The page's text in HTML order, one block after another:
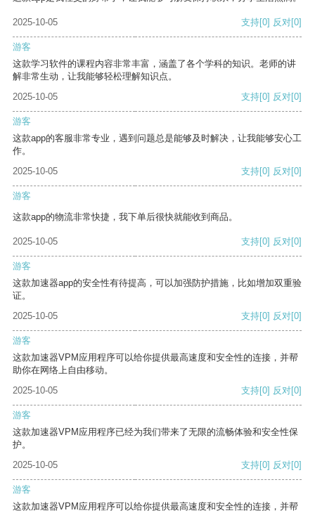
2025-10-05 支持[0] 反对[0]
游客
这款学习软件的课程内容非常丰富，涵盖了各个学科的知识。老师的讲
解非常生动，让我能够轻松理解知识点。
2025-10-05
支持[0] 反对[0]
游客
这款app的客服非常专业，遇到问题总是能够及时解决，让我能够安心工
作。
2025-10-05
支持[0] 反对[0]
游客
这款app的物流非常快捷，我下单后很快就能收到商品。
2025-10-05 支持[0] 反对[0]
游客
这款加速器app的安全性有待提高，可以加强防护措施，比如增加双重验
证。
2025-10-05
支持[0] 反对[0]
游客
这款加速器VPM应用程序可以给你提供最高速度和安全性的连接，并帮
助你在网络上自由移动。
2025-10-05
支持[0] 反对[0]
游客
这款加速器VPM应用程序已经为我们带来了无限的流畅体验和安全性保
护。
2025-10-05
支持[0] 反对[0]
游客
这款加速器VPM应用程序可以给你提供最高速度和安全性的连接，并帮